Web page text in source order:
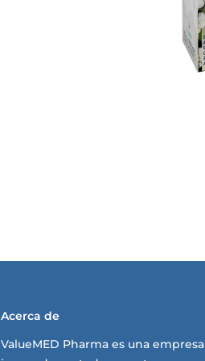
Acerca de
ValueMED Pharma es una empresa